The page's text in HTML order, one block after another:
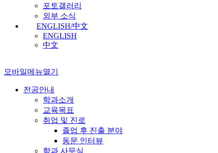
포토갤러리
외부 소식
ENGLISH/中文
ENGLISH
中文
모바일메뉴열기
전공안내
학과소개
교육목표
취업 및 진로
졸업 후 진출 분야
동문 인터뷰
학과 사무실